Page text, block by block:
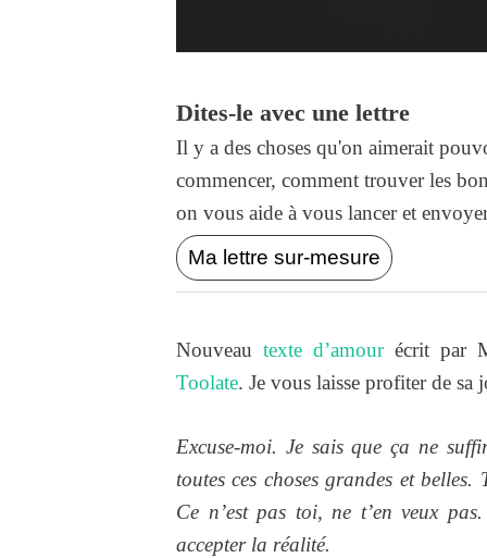
Dites-le avec une lettre
Il y a des choses qu'on aimerait
commencer, comment trouver les
on vous aide à vous lancer et
Ma lettre sur-mesure
Nouveau texte d’amourécrit par
Toolate. Je vous laisse profiter de sa
Excuse-moi. Je sais que ça ne
toutes ces choses grandes et
Ce n’est pas toi, ne t’en veux
accepter la réalité.